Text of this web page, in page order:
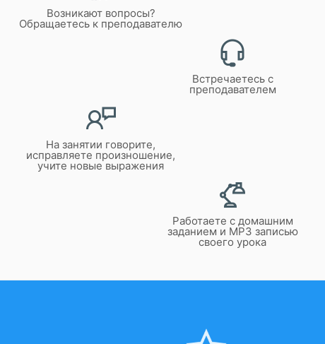
Возникают вопросы?
Обращаетесь к преподавателю
Встречаетесь с
преподавателем
На занятии говорите,
исправляете произношение,
учите новые выражения
Работаете с домашним
заданием и MP3 записью
своего урока